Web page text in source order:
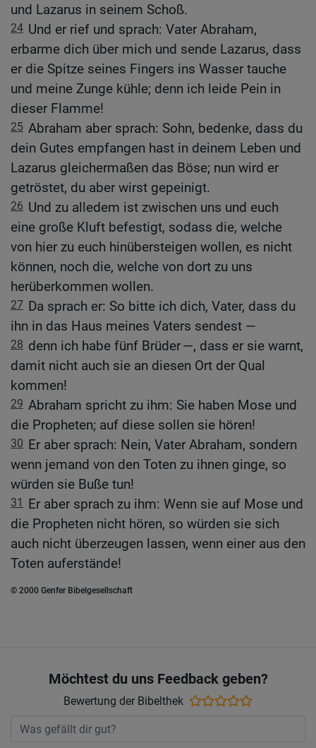
und Lazarus in seinem Schoß.
24 Und er rief und sprach: Vater Abraham,
erbarme dich über mich und sende Lazarus, dass
er die Spitze seines Fingers ins Wasser tauche
und meine Zunge kühle; denn ich leide Pein in
dieser Flamme!
25 Abraham aber sprach: Sohn, bedenke, dass du
dein Gutes empfangen hast in deinem Leben und
Lazarus gleichermaßen das Böse; nun wird er
getröstet, du aber wirst gepeinigt.
26 Und zu alledem ist zwischen uns und euch
eine große Kluft befestigt, sodass die, welche
von hier zu euch hinübersteigen wollen, es nicht
können, noch die, welche von dort zu uns
herüberkommen wollen.
27 Da sprach er: So bitte ich dich, Vater, dass du
ihn in das Haus meines Vaters sendest —
28 denn ich habe fünf Brüder —, dass er sie warnt,
damit nicht auch sie an diesen Ort der Qual
kommen!
29 Abraham spricht zu ihm: Sie haben Mose und
die Propheten; auf diese sollen sie hören!
30 Er aber sprach: Nein, Vater Abraham, sondern
wenn jemand von den Toten zu ihnen ginge, so
würden sie Buße tun!
31 Er aber sprach zu ihm: Wenn sie auf Mose und
die Propheten nicht hören, so würden sie sich
auch nicht überzeugen lassen, wenn einer aus den
Toten auferstände!
© 2000 Genfer Bibelgesellschaft
Möchtest du uns Feedback geben?
Bewertung der Bibelthek